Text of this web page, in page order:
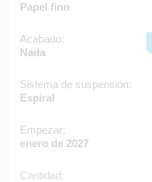
Papel fino
Acabado:
Nada
Sistema de suspensión:
Espiral
Empezar:
enero de 2027
Cantidad: